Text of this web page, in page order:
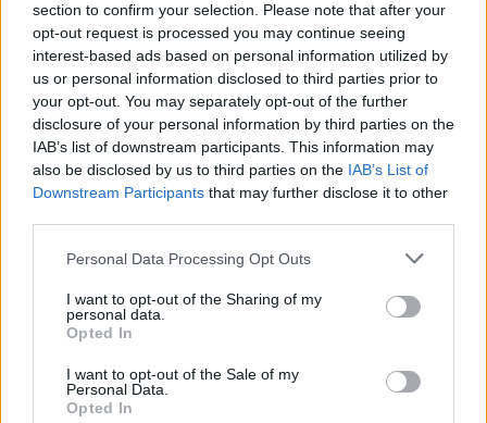
section to confirm your selection. Please note that after your
opt-out request is processed you may continue seeing
interest-based ads based on personal information utilized by
us or personal information disclosed to third parties prior to
your opt-out. You may separately opt-out of the further
disclosure of your personal information by third parties on the
IAB’s list of downstream participants. This information may
also be disclosed by us to third parties on the IAB’s List of
Downstream Participants that may further disclose it to other
Please note that this website/app uses one or more Google
not limited to your visit or usage behaviour. You may click to
grant or deny consent to Google and its third-party tags to
use your data for below specified purposes in below Google
consent section.
Personal Data Processing Opt Outs
I want to opt-out of the Sharing of my
personal data.
Opted In
I want to opt-out of the Sale of my
Personal Data.
Opted In
F
a
ce
b
o
o
k
T
w
it
te
r
Pi
n
te
re
st
W
h
at
s
A
p
p
S
h
a
re
Articolo precedente
Prossimo articolo
NOTIZIE RECENTI
Incendi, a San Pasquale arriva il Campo Base:
l’inaugurazione
Andrea Mura conquista Palau: grande
partecipazione per il suo racconto